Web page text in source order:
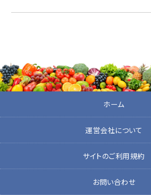
ホーム
運営会社について
サイトのご利用規約
お問い合わせ